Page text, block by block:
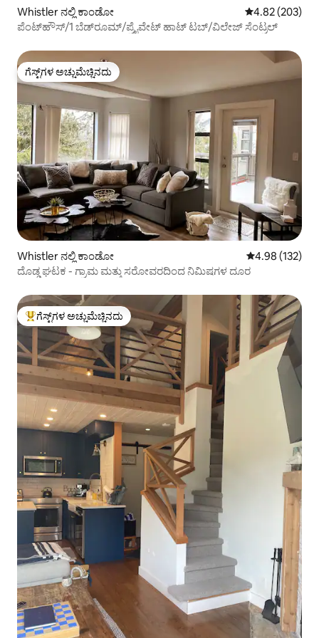
Whistler ನಲ್ಲಿ ಕಾಂಡೋ 5 ರಲ್ಲಿ 4.82
4.82 (203)
ಪೆಂಟ್‌ಹೌಸ್/1 ಬೆಡ್‌ರೂಮ್/ಪ್ರೈವೇಟ್ ಹಾಟ್ ಟಬ್/ವಿಲೇಜ್ ಸೆಂಟ್ರಲ್
ಗೆಸ್ಟ್‌ಗಳ ಅಚ್ಚುಮೆಚ್ಚಿನದು
ಗೆಸ್ಟ್‌ಗಳ ಅಚ್ಚುಮೆಚ್ಚಿನದು
Whistler ನಲ್ಲಿ ಕಾಂಡೋ 5 ರಲ್ಲಿ 4.98
4.98 (132)
ದೊಡ್ಡ ಘಟಕ - ಗ್ರಾಮ ಮತ್ತು ಸರೋವರದಿಂದ ನಿಮಿಷಗಳ ದೂರ
ಗೆಸ್ಟ್‌ಗಳಿಗೆ ಅತಿ ಹೆಚ್ಚು ಅಚ್ಚುಮೆಚ್ಚಿನದು
ಗೆಸ್ಟ್‌ಗಳ ಅಚ್ಚುಮೆಚ್ಚಿನದು